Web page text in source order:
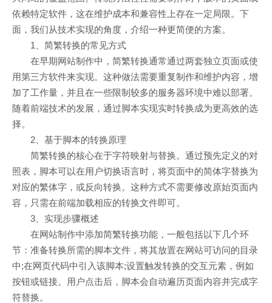
依赖特定软件，这在维护成本和兼容性上存在一定局限。下
面，我们从技术实现的角度，介绍一种更简便的方案。
1、简繁转换的常见方式
在早期网站制作中，简繁转换通常通过两套独立页面或使
用第三方软件来实现。这种做法需要重复制作和维护内容，增
加了工作量，并且在一些限制较多的服务器环境中难以部署。
随着前端技术的发展，通过脚本实现实时转换成为更高效的选
择。
2、基于脚本的转换原理
简繁转换的核心在于字符映射与替换。通过预先定义的对
照表，脚本可以在用户切换语言时，将页面中的简体字替换为
对应的繁体字，或反向转换。这种方式不需要修改原始页面内
容，只需在前端加载相应的转换文件即可。
3、实现步骤概述
在网站制作中添加简繁转换功能，一般包括以下几个环
节：准备转换所需的脚本文件，将其放置在网站可访问的目录
中;在网页代码中引入该脚本;设置触发转换的交互元素，例如
按钮或链接。用户点击后，脚本会自动遍历页面内容并完成字
符替换。